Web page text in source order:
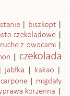
biszkopt
czekoladowe
z owocami
czekolada
jabłka
kakao
migdały
korzenna